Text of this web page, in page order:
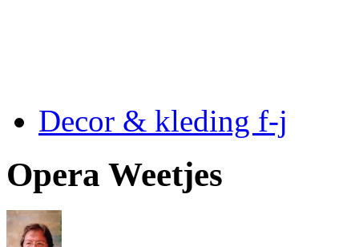
Decor & kleding f-j
Opera Weetjes